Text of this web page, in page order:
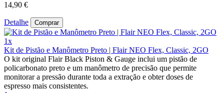
14,90 €
Detalhe Comprar
1x
Kit de Pistão e Manômetro Preto | Flair NEO Flex, Classic, 2GO
O kit original Flair Black Piston & Gauge inclui um pistão de
policarbonato preto e um manômetro de precisão que permite
monitorar a pressão durante toda a extração e obter doses de
espresso mais consistentes.